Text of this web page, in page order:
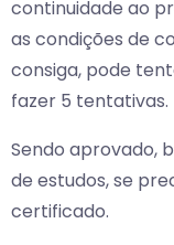
continuidade ao
as condições de
consiga, pode
fazer 5 tentativas.
Sendo aprovado,
de estudos, se
certificado.